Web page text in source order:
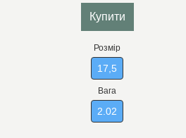
Купити
Розмір
17,5
Вага
2.02